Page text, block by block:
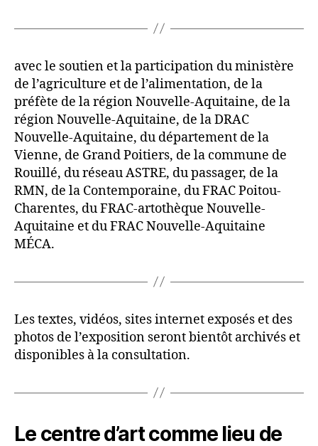
avec le soutien et la participation du ministère
de l’agriculture et de l’alimentation, de la
préfète de la région Nouvelle-Aquitaine, de la
région Nouvelle-Aquitaine, de la DRAC
Nouvelle-Aquitaine, du département de la
Vienne, de Grand Poitiers, de la commune de
Rouillé, du réseau ASTRE, du passager, de la
RMN, de la Contemporaine, du FRAC Poitou-
Charentes, du FRAC-artothèque Nouvelle-
Aquitaine et du FRAC Nouvelle-Aquitaine
MÉCA.
Les textes, vidéos, sites internet exposés et des
photos de l’exposition seront bientôt archivés et
disponibles à la consultation.
Le centre d’art comme lieu de